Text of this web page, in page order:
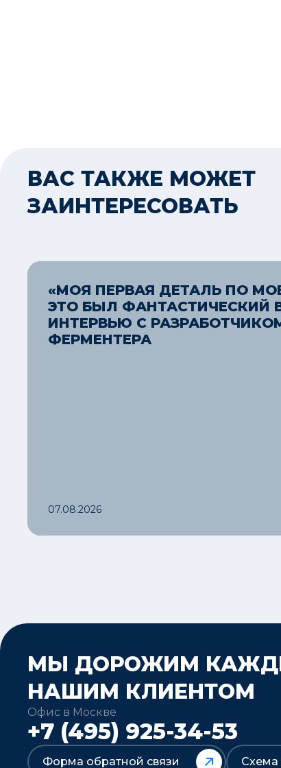
ВАС ТАКЖЕ МОЖЕТ
ЗАИНТЕРЕСОВАТЬ
«МОЯ ПЕРВАЯ ДЕТАЛЬ ПО
ЭТО БЫЛ ФАНТАСТИЧЕСКИЙ
ИНТЕРВЬЮ С
ФЕРМЕНТЕРА
07.08.2026
МЫ ДОРОЖИМ
НАШИМ КЛИЕНТОМ
Офис в Москве
+7 (495) 925-34-53
Форма обратной связи Схема